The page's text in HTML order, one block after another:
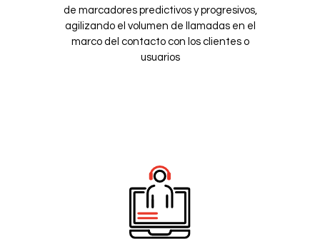
de marcadores predictivos y progresivos,
agilizando el volumen de llamadas en el
marco del contacto con los clientes o
usuarios